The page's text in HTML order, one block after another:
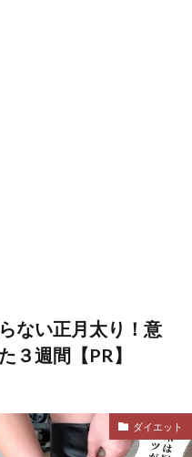
ない正月太り！意
３週間【PR】
ダイエット